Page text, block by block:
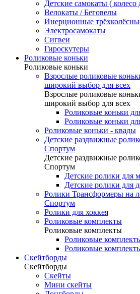
Детские самокаты (
Велокаты / Беговелы
Инерционные
Электросамокаты
Сигвеи
Гироскутеры
Роликовые коньки
Роликовые коньки
Взрослые роликовые
широкий выбор для всех
Взрослые роликовые
широкий выбор для всех
Роликовые коньки
Роликовые коньки
Роликовые коньки - квады
Детские раздвижные
Спортум
Детские раздвижные
Спортум
Детские ролики для
Детские ролики для
Ролики Трансформеры на
Спортум
Ролики для хоккея
Роликовые комплекты
Роликовые комплекты
Роликовые
Роликовые
Скейтборды
Скейтборды
Скейты
Мини скейты